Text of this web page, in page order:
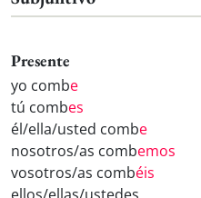
Presente
yo combe
tú combes
él/ella/usted combe
nosotros/as combemos
vosotros/as combéis